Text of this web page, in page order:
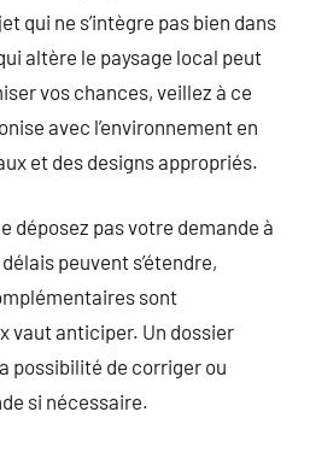
qui ne s’intègre pas bien dans
altère le paysage local peut
vos chances, veillez à ce
avec l’environnement en
et des designs appropriés.
déposez pas votre demande à
peuvent s’étendre,
sont
vaut anticiper. Un dossier
possibilité de corriger ou
si nécessaire.